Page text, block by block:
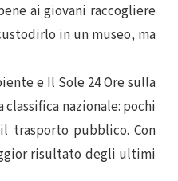
ai giovani raccogliere
in un museo, ma
e Il Sole 24 Ore sulla
nazionale: pochi
trasporto pubblico. Con
risultato degli ultimi